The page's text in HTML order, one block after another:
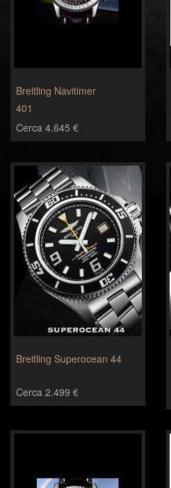
Breitling Navitimer
401
Cerca 4.645 €
Breitling Superocean 44
Cerca 2.499 €